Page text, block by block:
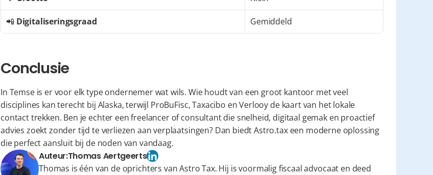
📲 Digitaliseringsgraad Gemiddeld
Conclusie
In Temse is er voor elk type ondernemer wat wils. Wie houdt van een groot kantoor met veel
disciplines kan terecht bij Alaska, terwijl ProBuFisc, Taxacibo en Verlooy de kaart van het lokale
contact trekken. Ben je echter een freelancer of consultant die snelheid, digitaal gemak en proactief
advies zoekt zonder tijd te verliezen aan verplaatsingen? Dan biedt Astro.tax een moderne oplossing
die perfect aansluit bij de noden van vandaag.
Auteur:Thomas Aertgeerts
Thomas is één van de oprichters van Astro Tax. Hij is voormalig fiscaal advocaat en deed